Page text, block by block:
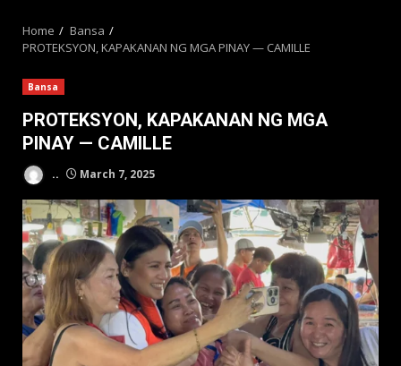
Home
Bansa
PROTEKSYON, KAPAKANAN NG MGA PINAY — CAMILLE
Bansa
PROTEKSYON, KAPAKANAN NG MGA
PINAY — CAMILLE
.. March 7, 2025